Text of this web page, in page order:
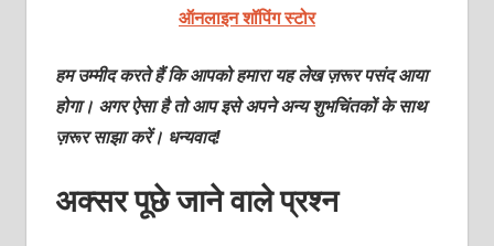
ऑनलाइन शॉपिंग स्टोर
हम उम्मीद करते हैं कि आपको हमारा यह लेख ज़रूर पसंद आया
होगा। अगर ऐसा है तो आप इसे अपने अन्य शुभचिंतकों के साथ
ज़रूर साझा करें। धन्यवाद!
अक्सर पूछे जाने वाले प्रश्‍न